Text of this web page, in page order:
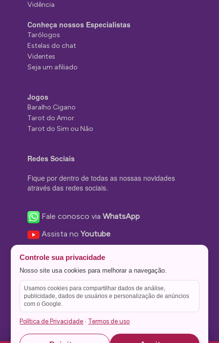
Vidência
Conheça nossos Especialistas
Tarólogos
Estelas do chat
Videntes
Seja um afiliado
Jogos
Baralho Cigano
Tarot do Amor
Tarot do Sim ou Não
Redes Sociais
Fique por dentro de todas as nossas novidades
através das redes sociais.
Fale conosco viaWhatsApp
Assista noYoutube
Nos siga no Instagram
Nos siga noTwitter
Salve no
Controle sua privacidade
Nosso site usa cookies para melhorar a navegação.
Usamos cookies para compartilhar dados de análise,
publicidade, dados de usuários e personalização de anúncios
com o Google.
Política de Privacidade · Termos de uso